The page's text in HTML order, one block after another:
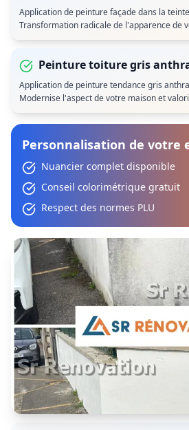
Application de peinture façade dans la
Transformation radicale de l'apparence de
Peinture toiture gris
Application de peinture tendance gris
Modernise l'aspect de votre maison et
Personnalisation de votre
Nuancier complet disponible
Conseil colorimétrique gratuit
Respect des normes PLU